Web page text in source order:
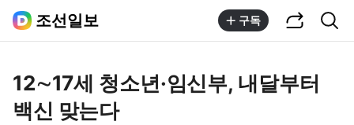
조선일보 구독
12∼17세 청소년·임신부, 내달부터
백신 맞는다